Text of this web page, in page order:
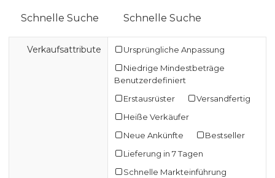
Schnelle Suche Schnelle Suche
Verkaufsattribute
Ursprüngliche Anpassung
Niedrige Mindestbeträge
Benutzerdefiniert
Erstausrüster
Versandfertig
Heiße Verkäufer
Neue Ankünfte
Bestseller
Lieferung in 7 Tagen
Schnelle Markteinführung